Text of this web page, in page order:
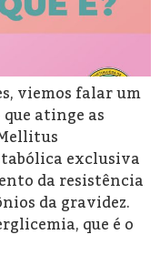
viemos falar um
atinge as
exclusiva
da resistência
da gravidez.
que é o